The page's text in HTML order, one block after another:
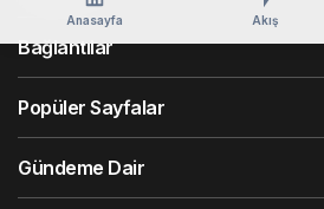
Anasayfa Akış
Bağlantılar
Popüler Sayfalar
Gündeme Dair